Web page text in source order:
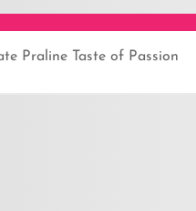
Praline Taste of Passion